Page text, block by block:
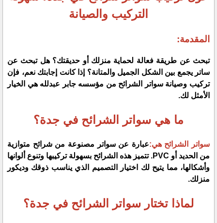
التركيب والصيانة
المقدمة:
تبحث عن طريقة فعالة لحماية منزلك أو حديقتك؟ هل تبحث عن
ساتر يجمع بين الشكل الجميل والمتانة؟ إذا كانت إجابتك نعم، فإن
تركيب وصيانة سواتر الشرائح من مؤسسه جابر عبدلله هي الخيار
الأمثل لك.
ما هي سواتر الشرائح في جدة؟
سواتر الشرائح هي:عبارة عن سواتر مصنوعة من شرائح متوازية
من الحديد أو PVC. تتميز هذه الشرائح بسهولة تركيبها وتنوع ألوانها
وأشكالها، مما يتيح لك اختيار التصميم الذي يناسب ذوقك وديكور
منزلك.
لماذا تختار سواتر الشرائح في جدة؟